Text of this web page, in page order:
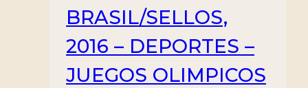
BRASIL/SELLOS,
2016 – DEPORTES –
JUEGOS OLIMPICOS